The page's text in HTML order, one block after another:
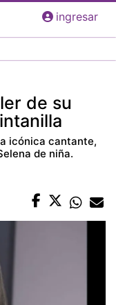
ingresar
de su
icónica cantante,
de niña.